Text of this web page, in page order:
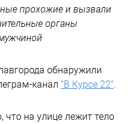
прохожие и вызвали
органы
обнаружили
канал "В Курсе 22"
что на улице лежит тело